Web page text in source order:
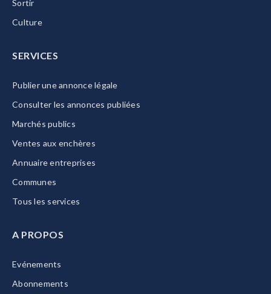
Sortir
Culture
SERVICES
Publier une annonce légale
Consulter les annonces publiées
Marchés publics
Ventes aux enchères
Annuaire entreprises
Communes
Tous les services
A PROPOS
Evénements
Abonnements